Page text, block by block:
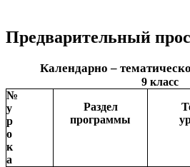
Предварительный
Календарно –
9 класс
№
у
р
о
к
а
Раздел
программы